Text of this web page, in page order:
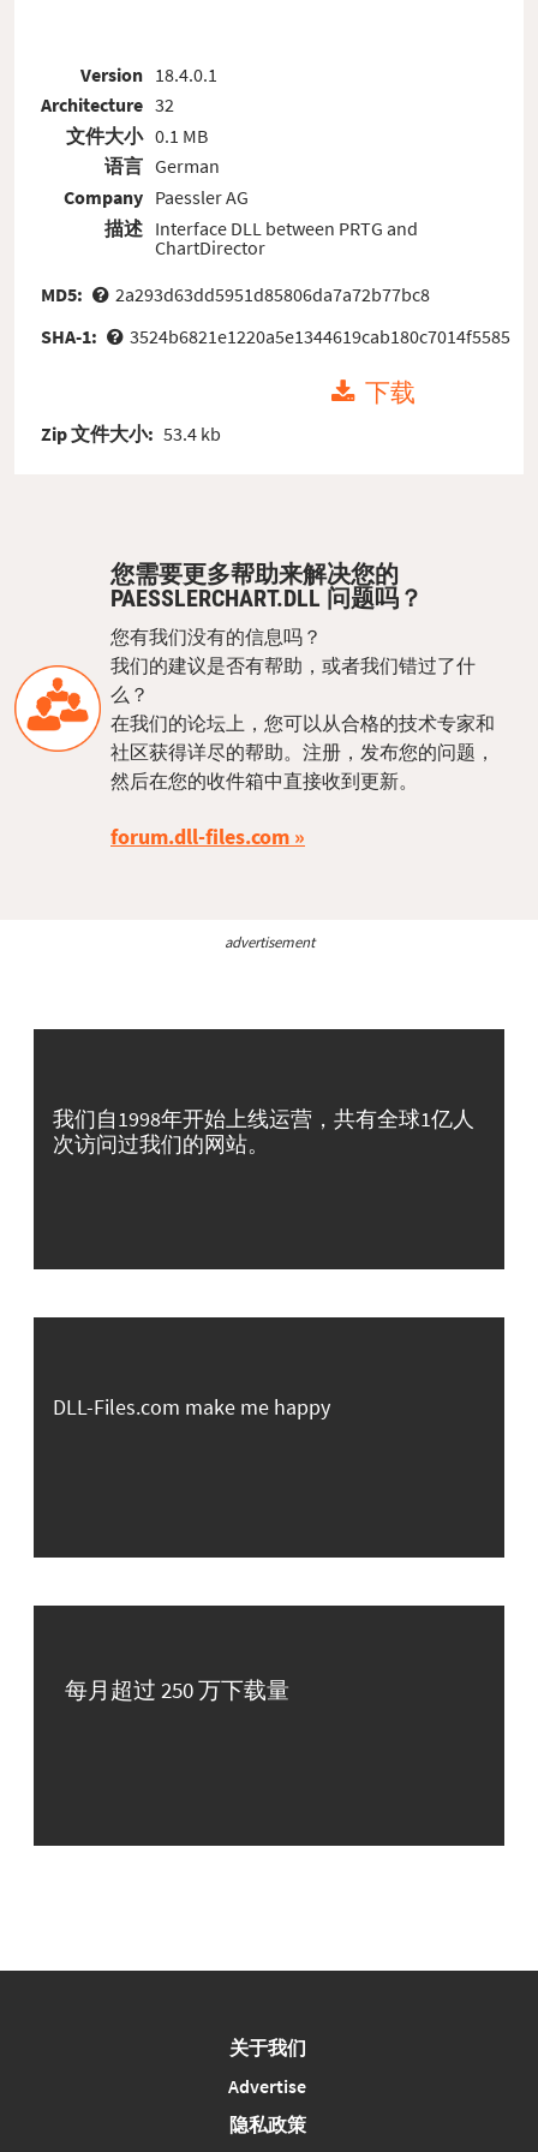
Version
Architecture
文件大小
语言
Company
描述
18.4.0.1
32
0.1 MB
German
Paessler AG
Interface DLL between PRTG and
ChartDirector
MD5:
2a293d63dd5951d85806da7a72b77bc8
SHA-1:
3524b6821e1220a5e1344619cab180c7014f5585
下载
Zip 文件大小: 53.4 kb
您需要更多帮助来解决您的
PAESSLERCHART.DLL 问题吗？
您有我们没有的信息吗？
我们的建议是否有帮助，或者我们错过了什
么？
在我们的论坛上，您可以从合格的技术专家和
社区获得详尽的帮助。注册，发布您的问题，
然后在您的收件箱中直接收到更新。
forum.dll-files.com
advertisement
我们自1998年开始上线运营，共有全球1亿人
次访问过我们的网站。
DLL-Files.com make me happy
每月超过 250 万下载量
关于我们
Advertise
隐私政策